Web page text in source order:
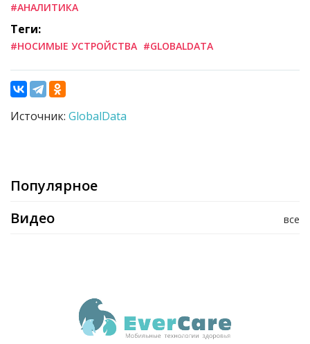
#АНАЛИТИКА
Теги:
#НОСИМЫЕ УСТРОЙСТВА #GLOBALDATA
Источник: GlobalData
Популярное
все
Видео